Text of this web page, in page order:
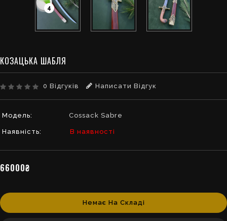
4
КОЗАЦЬКА ШАБЛЯ
0 Відгуків Написати Відгук
Модель: Cossack Sabre
Наявність: В наявності
66000₴
Немає На Складі